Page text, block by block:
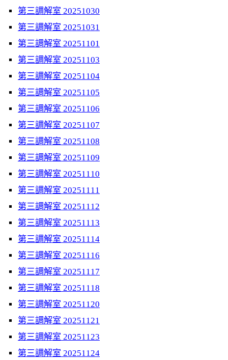
第三調解室 20251030
第三調解室 20251031
第三調解室 20251101
第三調解室 20251103
第三調解室 20251104
第三調解室 20251105
第三調解室 20251106
第三調解室 20251107
第三調解室 20251108
第三調解室 20251109
第三調解室 20251110
第三調解室 20251111
第三調解室 20251112
第三調解室 20251113
第三調解室 20251114
第三調解室 20251116
第三調解室 20251117
第三調解室 20251118
第三調解室 20251120
第三調解室 20251121
第三調解室 20251123
第三調解室 20251124